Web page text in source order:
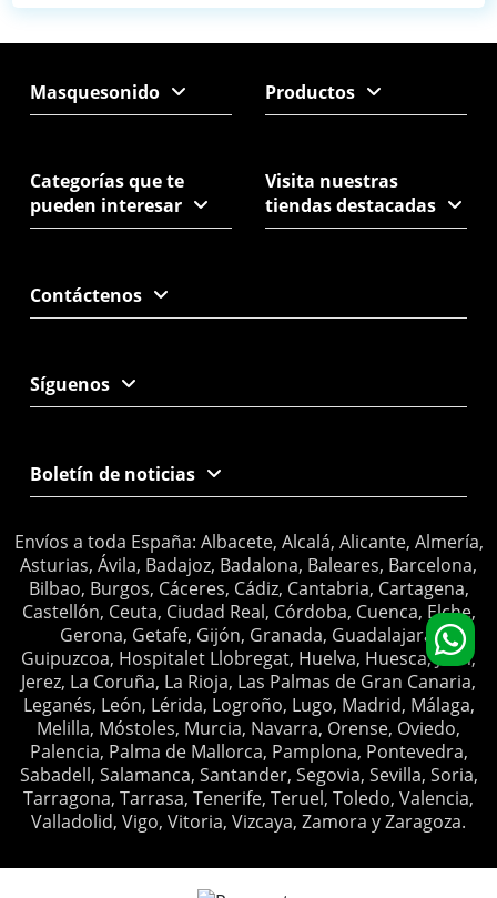
Masquesonido Productos
Categorías que te
pueden interesar
Visita nuestras
tiendas destacadas
Contáctenos
Síguenos
Boletín de noticias
Envíos a toda España: Albacete, Alcalá, Alicante, Almería,
Asturias, Ávila, Badajoz, Badalona, Baleares, Barcelona,
Bilbao, Burgos, Cáceres, Cádiz, Cantabria, Cartagena,
Castellón, Ceuta, Ciudad Real, Córdoba, Cuenca, Elche,
Gerona, Getafe, Gijón, Granada, Guadalajara,
Guipuzcoa, Hospitalet Llobregat, Huelva, Huesca, Jaén,
Jerez, La Coruña, La Rioja, Las Palmas de Gran Canaria,
Leganés, León, Lérida, Logroño, Lugo, Madrid, Málaga,
Melilla, Móstoles, Murcia, Navarra, Orense, Oviedo,
Palencia, Palma de Mallorca, Pamplona, Pontevedra,
Sabadell, Salamanca, Santander, Segovia, Sevilla, Soria,
Tarragona, Tarrasa, Tenerife, Teruel, Toledo, Valencia,
Valladolid, Vigo, Vitoria, Vizcaya, Zamora y Zaragoza.